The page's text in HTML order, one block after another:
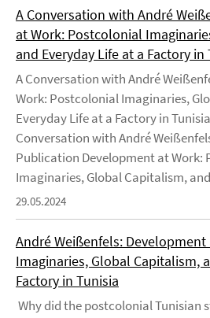
A Conversation with André
at Work: Postcolonial
and Everyday Life at a Factory in
A Conversation with André
Work: Postcolonial Imaginaries,
Everyday Life at a Factory in
Conversation with André
Publication Development at Work:
Imaginaries, Global Capitalism,
29.05.2024
André Weißenfels:
Imaginaries, Global Capitalism,
Factory in Tunisia
Why did the postcolonial Tunisian